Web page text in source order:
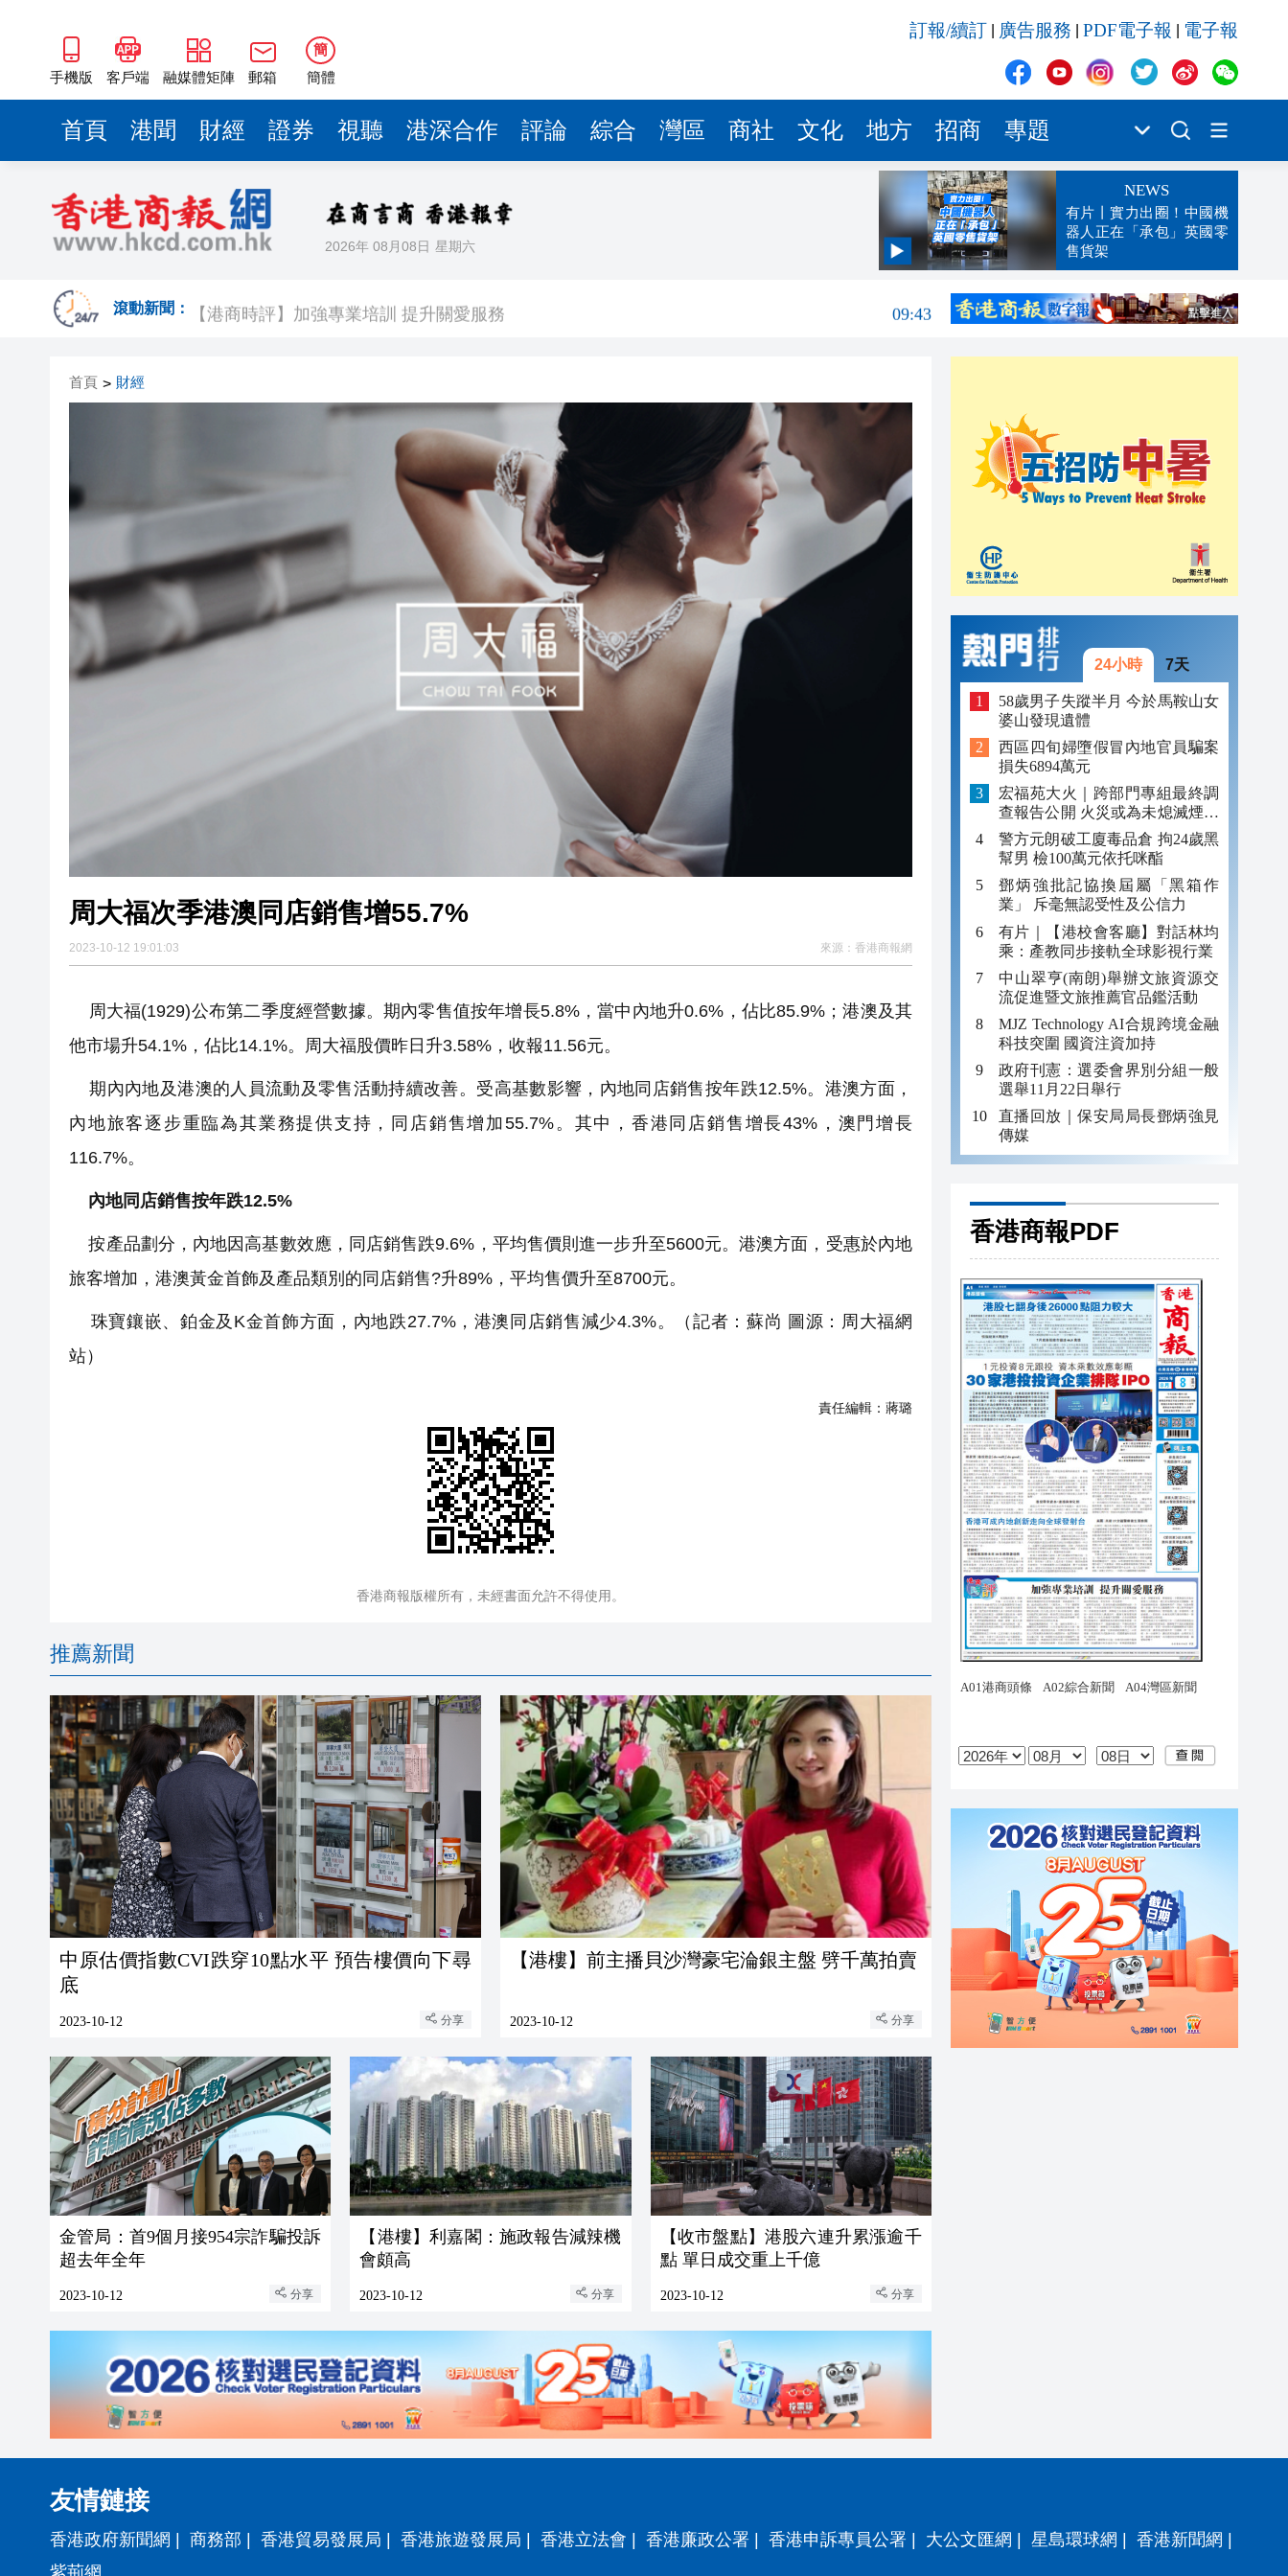
手機版 客戶端 融媒體矩陣 郵箱
簡
簡體
訂報/續訂 廣告服務 PDF電子報 電子報
首頁 港聞 財經 證券 視聽 港深合作 評論 綜合 灣區 商社 文化 地方 招商 專題
2026年 08月08日 星期六
NEWS
有片丨實力出圈！中國機
器人正在「承包」英國零
售貨架
滾動新聞：
10:05
【港商時評】加強專業培訓 提升關愛服務
09:43
港股七翻身後26000點阻力較大
颱風「白海豚」強勢入東海
宏福苑大火｜殉職消防員何偉豪裝備損毀照片首次公開
08:33
有片｜拜仁2:1擊敗維拉 180秒重溫全場精華
首頁 > 財經
周大福次季港澳同店銷售增55.7%
2023-10-12 19:01:03 來源： 香港商報網
周大福(1929)公布第二季度經營數據。期內零售值按年增長5.8%，當中內地升0.6%，佔比85.9%；港澳及其
他市場升54.1%，佔比14.1%。周大福股價昨日升3.58%，收報11.56元。
期內內地及港澳的人員流動及零售活動持續改善。受高基數影響，內地同店銷售按年跌12.5%。港澳方面，
內地旅客逐步重臨為其業務提供支持，同店銷售增加55.7%。其中，香港同店銷售增長43%，澳門增長
116.7%。
內地同店銷售按年跌12.5%
按產品劃分，內地因高基數效應，同店銷售跌9.6%，平均售價則進一步升至5600元。港澳方面，受惠於內地
旅客增加，港澳黃金首飾及產品類別的同店銷售?升89%，平均售價升至8700元。
珠寶鑲嵌、鉑金及K金首飾方面，內地跌27.7%，港澳同店銷售減少4.3%。（記者：蘇尚 圖源：周大福網
站）
責任編輯： 蔣璐
香港商報版權所有，未經書面允許不得使用。
推薦新聞
中原估價指數CVI跌穿10點水平 預告樓價向下尋
底
2023-10-12 分享
【港樓】前主播貝沙灣豪宅淪銀主盤 劈千萬拍賣
2023-10-12 分享
金管局：首9個月接954宗詐騙投訴
超去年全年
2023-10-12 分享
【港樓】利嘉閣：施政報告減辣機
會頗高
2023-10-12 分享
【收市盤點】港股六連升累漲逾千
點 單日成交重上千億
2023-10-12 分享
24小時 7天
58歲男子失蹤半月 今於馬鞍山女
婆山發現遺體
西區四旬婦墮假冒內地官員騙案
損失6894萬元
宏福苑大火｜跨部門專組最終調
查報告公開 火災或為未熄滅煙頭
引發
警方元朗破工廈毒品倉 拘24歲黑
幫男 檢100萬元依托咪酯
鄧炳強批記協換屆屬「黑箱作
業」 斥毫無認受性及公信力
有片｜【港校會客廳】對話林均
乘：產教同步接軌全球影視行業
中山翠亨(南朗)舉辦文旅資源交
流促進暨文旅推薦官品鑑活動
MJZ Technology AI合規跨境金融
科技突圍 國資注資加持
政府刊憲：選委會界別分組一般
選舉11月22日舉行
直播回放｜保安局局長鄧炳強見
傳媒
香港商報PDF
友情鏈接
香港政府新聞網 商務部 香港貿易發展局 香港旅遊發展局 香港立法會 香港廉政公署 香港申訴專員公署 大公文匯網 星島環球網 香港新聞網